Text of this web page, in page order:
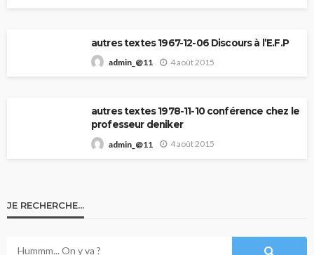
autres textes 1967-12-06 Discours à l’E.F.P
admin_@11 4 août 2015
autres textes 1978-11-10 conférence chez le
professeur deniker
admin_@11 4 août 2015
JE RECHERCHE…